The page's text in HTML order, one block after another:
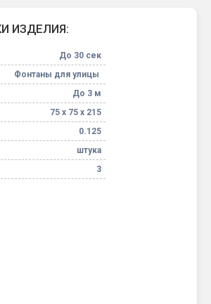
серпантин
фонарики
для
гирлянды
ИЗДЕЛИЯ:
До 30 сек
Фонтаны для улицы
До 3 м
75 х 75 х 215
0.125
штука
3